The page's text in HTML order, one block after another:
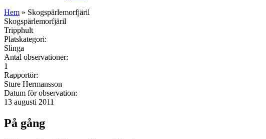
Hem » Skogspärlemorfjäril
Skogspärlemorfjäril
Tripphult
Platskategori:
Slinga
Antal observationer:
1
Rapportör:
Sture Hermansson
Datum för observation:
13 augusti 2011
På gång